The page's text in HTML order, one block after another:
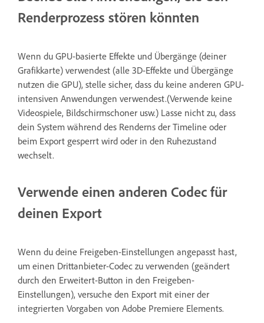
Renderprozess stören könnten
Wenn du GPU-basierte Effekte und Übergänge (deiner
Grafikkarte) verwendest (alle 3D-Effekte und Übergänge
nutzen die GPU), stelle sicher, dass du keine anderen GPU-
intensiven Anwendungen verwendest.(Verwende keine
Videospiele, Bildschirmschoner usw.) Lasse nicht zu, dass
dein System während des Renderns der Timeline oder
beim Export gesperrt wird oder in den Ruhezustand
wechselt.
Verwende einen anderen Codec für
deinen Export
Wenn du deine Freigeben-Einstellungen angepasst hast,
um einen Drittanbieter-Codec zu verwenden (geändert
durch den Erweitert-Button in den Freigeben-
Einstellungen), versuche den Export mit einer der
integrierten Vorgaben von Adobe Premiere Elements.